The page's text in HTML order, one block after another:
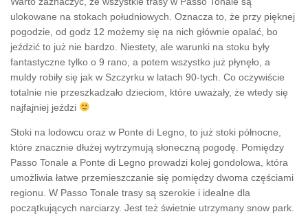
ulokowane na stokach południowych. Oznacza to, że przy pięknej
pogodzie, od godz 12 możemy się na nich głównie opalać, bo
jeździć to już nie bardzo. Niestety, ale warunki na stoku były
fantastyczne tylko o 9 rano, a potem wszystko już płynęło, a
muldy robiły się jak w Szczyrku w latach 90-tych. Co oczywiście
totalnie nie przeszkadzało dzieciom, które uważały, że wtedy się
najfajniej jeździ
Stoki na lodowcu oraz w Ponte di Legno, to już stoki północne,
które znacznie dłużej wytrzymują słoneczną pogodę. Pomiędzy
Passo Tonale a Ponte di Legno prowadzi kolej gondolowa, która
umożliwia łatwe przemieszczanie się pomiędzy dwoma częściami
regionu. W Passo Tonale trasy są szerokie i idealne dla
początkujących narciarzy. Jest też świetnie utrzymany snow park.